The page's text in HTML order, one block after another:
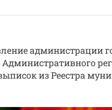
администрации
Административного
из Реестра